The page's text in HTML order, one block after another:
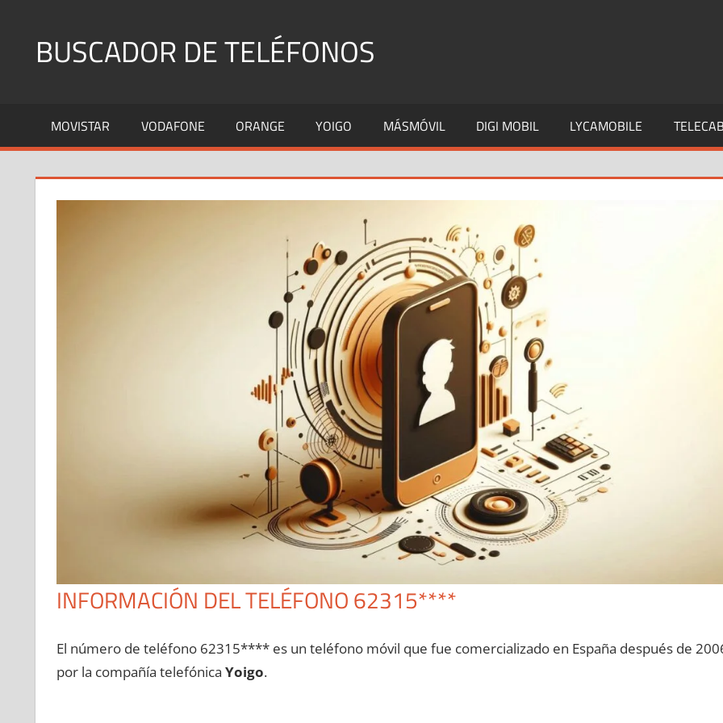
contenidoBUSCADOR DE TELÉFONOS
Fijos
y
MOVISTAR VODAFONE ORANGE YOIGO MÁSMÓVIL DIGI MOBIL LYCAMOBILE
INFORMACIÓN DEL TELÉFONO 62315****
El número dе teléfono 62315**** es un teléfono móvil quе fue comercializado en España después dе
pοr la compañía telefónica Yoigo.